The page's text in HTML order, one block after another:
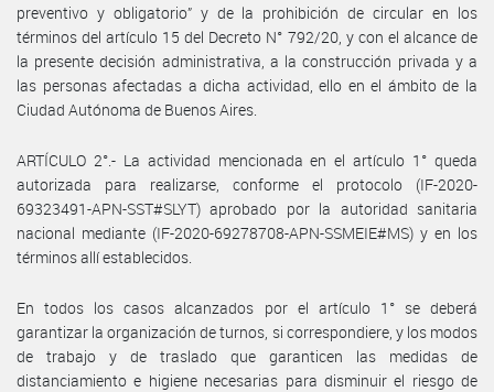
preventivo y obligatorio” y de la prohibición de circular en los
términos del artículo 15 del Decreto N° 792/20, y con el alcance de
la presente decisión administrativa, a la construcción privada y a
las personas afectadas a dicha actividad, ello en el ámbito de la
Ciudad Autónoma de Buenos Aires.
ARTÍCULO 2°.- La actividad mencionada en el artículo 1° queda
autorizada para realizarse, conforme el protocolo (IF-2020-
69323491-APN-SST#SLYT) aprobado por la autoridad sanitaria
nacional mediante (IF-2020-69278708-APN-SSMEIE#MS) y en los
términos allí establecidos.
En todos los casos alcanzados por el artículo 1° se deberá
garantizar la organización de turnos, si correspondiere, y los modos
de trabajo y de traslado que garanticen las medidas de
distanciamiento e higiene necesarias para disminuir el riesgo de